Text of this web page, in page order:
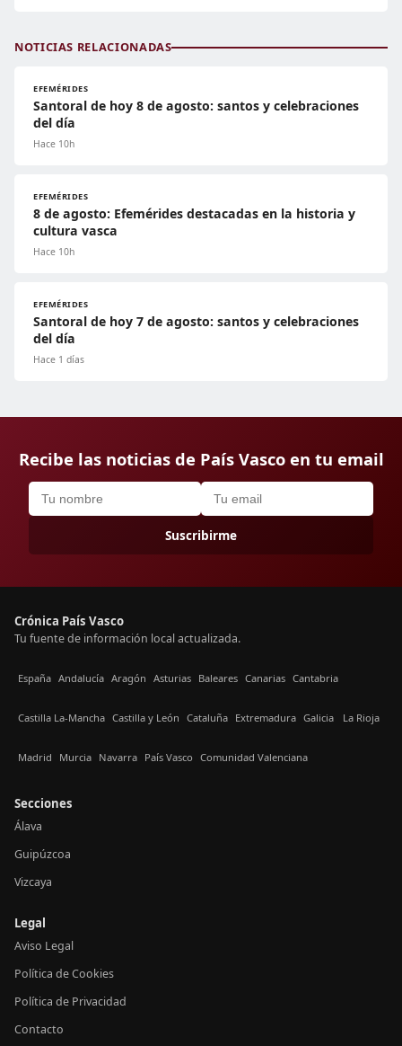
NOTICIAS RELACIONADAS
EFEMÉRIDES
Santoral de hoy 8 de agosto: santos y celebraciones
del día
Hace 10h
EFEMÉRIDES
8 de agosto: Efemérides destacadas en la historia y
cultura vasca
Hace 10h
EFEMÉRIDES
Santoral de hoy 7 de agosto: santos y celebraciones
del día
Hace 1 días
Recibe las noticias de País Vasco en tu email
Suscribirme
Crónica País Vasco
Tu fuente de información local actualizada.
España Andalucía Aragón Asturias Baleares Canarias Cantabria
Castilla La-Mancha Castilla y León Cataluña Extremadura Galicia La Rioja
Madrid Murcia Navarra País Vasco Comunidad Valenciana
Secciones
Álava
Guipúzcoa
Vizcaya
Legal
Aviso Legal
Política de Cookies
Política de Privacidad
Contacto